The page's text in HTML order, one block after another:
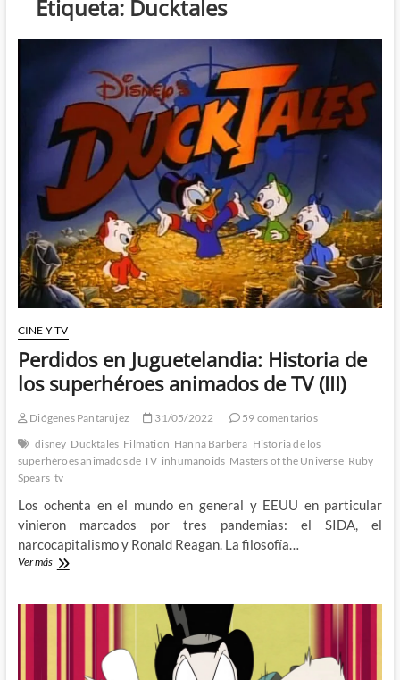
Etiqueta: Ducktales
CINE Y TV
Perdidos en Juguetelandia: Historia de
los superhéroes animados de TV (III)
Diógenes Pantarújez 31/05/2022
59 comentarios
disney Ducktales Filmation Hanna Barbera Historia de los
superhéroes animados de TV inhumanoids Masters of the Universe Ruby
Spears tv
Los ochenta en el mundo en general y EEUU en particular
vinieron marcados por tres pandemias: el SIDA, el
narcocapitalismo y Ronald Reagan. La filosofía…
Ver másPerdidos
superhéroes
animados